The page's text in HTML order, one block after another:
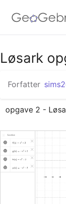
Google
GeoGebra
Løsark
Forfatter
opgave 2 -